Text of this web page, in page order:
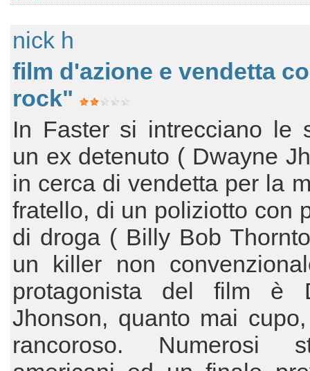
nick h
film d'azione e vendetta
rock"
In Faster si intrecciano le
un ex detenuto ( Dwayne
in cerca di vendetta per la
fratello, di un poliziotto con
di droga ( Billy Bob
un killer non
protagonista del film è
Jhonson, quanto mai
rancoroso. Numerosi